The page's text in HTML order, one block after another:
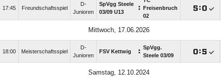
17:45 Freundschaftsspiel
D-
Junioren
SpVgg Steele
03/​09 U13
:
Freisenbruch
02
:
Mittwoch, 17.06.2026
18:00 Meisterschaftsspiel
D-
Junioren
FSV Kettwig : SpVgg.
Steele 03/​09
:
Samstag, 12.10.2024